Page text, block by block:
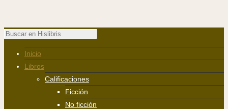
Inicio
Libros
Calificaciones
Ficción
No ficción